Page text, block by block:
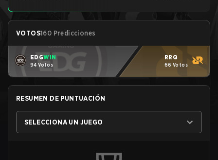
VOTOS160 Predicciones
EDGWIN
94 Votos
RRQ
66 Votos
RESUMEN DE PUNTUACIÓN
SELECCIONA UN JUEGO